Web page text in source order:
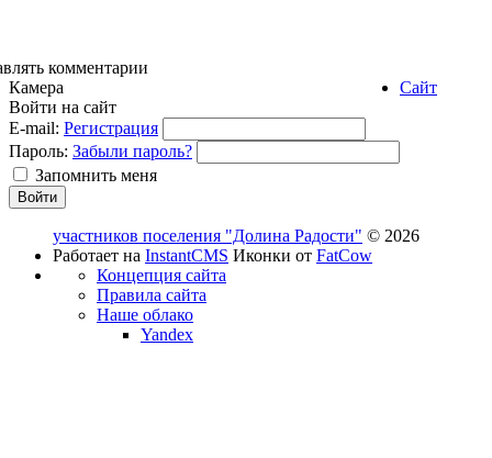
комментарии
Камера
Войти на сайт
E-mail: Регистрация
Пароль: Забыли пароль?
Запомнить меня
Сайт
участников поселения "Долина Радости" © 2026
Работает на InstantCMS Иконки от FatCow
Концепция сайта
Правила сайта
Наше облако
Yandex